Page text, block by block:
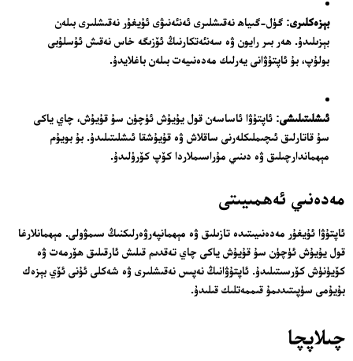
بېزەكلىرى: گۈل-گىياھ نەقىشلىرى ئەنئەنىۋى ئۇيغۇر نەقىشلىرى بىلەن
بېزىلىدۇ. ھەر بىر رايون ۋە سەنئەتكارنىڭ ئۆزىگە خاس نەقىش ئۇسلۇبى
بولۇپ، بۇ ئاپتۇۋانى يەرلىك مەدەنىيەت بىلەن باغلايدۇ.
ئىشلىتىلىشى: ئاپتۇۋا ئاساسەن قول يۇيۇش ئۈچۈن سۇ قۇيۇش، چاي ياكى
سۇ قاتارلىق ئىچىملىكلەرنى ساقلاش ۋە قۇيۇشقا ئىشلىتىلىدۇ. بۇ بويۇم
مېھماندارچىلىق ۋە دىنىي مۇراسىملاردا كۆپ كۆرۈلىدۇ.
مەدەنىي ئەھمىيىتى
ئاپتۇۋا ئۇيغۇر مەدەنىيىتىدە تازىلىق ۋە مېھمانپەرۋەرلىكنىڭ سىمۋولى. مېھمانلارغا
قول يۇيۇش ئۈچۈن سۇ قۇيۇش ياكى چاي تەقدىم قىلىش ئارقىلىق ھۆرمەت ۋە
كۆيۈنۈش كۆرسىتىلىدۇ. ئاپتۇۋانىڭ نەپىس نەقىشلىرى ۋە شەكلى ئۇنى ئۆي بېزەك
بۇيۇمى سۈپىتىدىمۇ قىممەتلىك قىلىدۇ.
چىلاپچا